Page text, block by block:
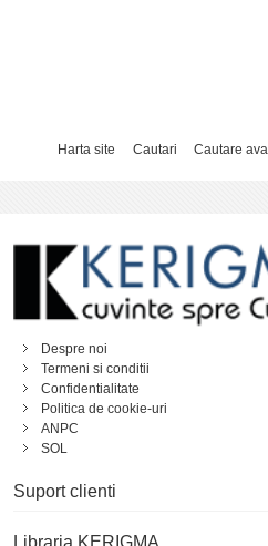
Harta site Cautari Cautare
Despre noi
Termeni si conditii
Confidentialitate
Politica de cookie-uri
ANPC
SOL
Suport clienti
Libraria KERIGMA